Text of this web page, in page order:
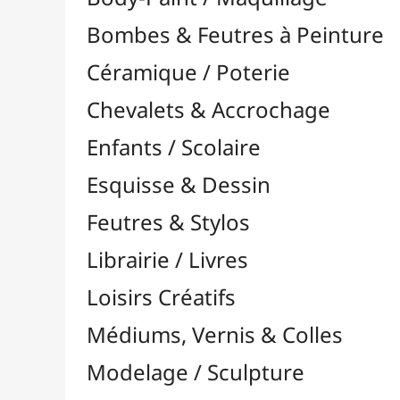
Feutres & Stylos
Librairie / Livres
Loisirs Créatifs
Médiums, Vernis & Colles
Modelage / Sculpture
Peintures / Couleurs
Résines / Moulage
Supports Dessin & Peinture
Transport / Rangement
Vannerie / Rotin
Papeterie & Bureau